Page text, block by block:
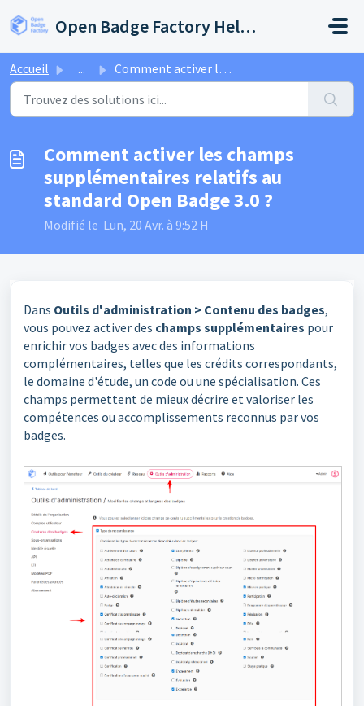
Open Badge Factory Help Center
Accueil ... Comment activer les champs supplémentaires relatifs au st...
Comment activer les champs
supplémentaires relatifs au
standard Open Badge 3.0 ?
Modifié le Lun, 20 Avr. à 9:52 H
Dans Outils d'administration > Contenu des badges,
vous pouvez activer des champs supplémentaires pour
enrichir vos badges avec des informations
complémentaires, telles que les crédits correspondants,
le domaine d'étude, un code ou une spécialisation. Ces
champs permettent de mieux décrire et valoriser les
compétences ou accomplissements reconnus par vos
badges.